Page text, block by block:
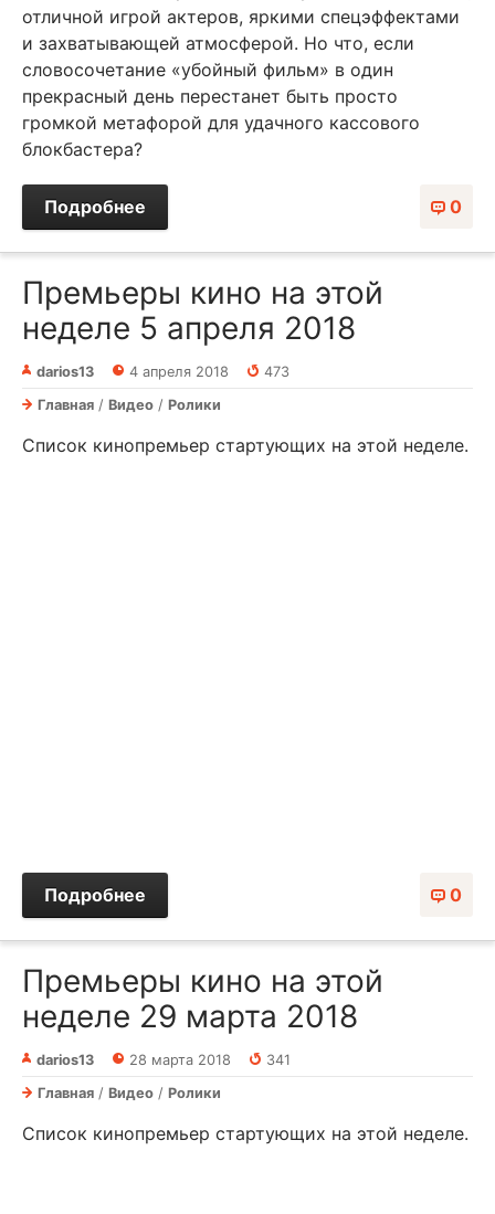
отличной игрой актеров, яркими спецэффектами
и захватывающей атмосферой. Но что, если
словосочетание «убойный фильм» в один
прекрасный день перестанет быть просто
громкой метафорой для удачного кассового
блокбастера?
0
Подробнее
Премьеры кино на этой
неделе 5 апреля 2018
darios13 4 апреля 2018
473
Главная / Видео / Ролики
Список кинопремьер стартующих на этой неделе.
0
Подробнее
Премьеры кино на этой
неделе 29 марта 2018
darios13 28 марта 2018
341
Главная / Видео / Ролики
Список кинопремьер стартующих на этой неделе.